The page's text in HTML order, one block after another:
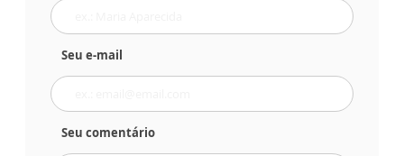
Seu e-mail
Seu comentário